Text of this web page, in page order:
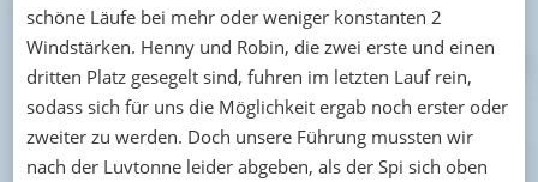
schöne Läufe bei mehr oder weniger konstanten 2
Windstärken. Henny und Robin, die zwei erste und einen
dritten Platz gesegelt sind, fuhren im letzten Lauf rein,
sodass sich für uns die Möglichkeit ergab noch erster oder
zweiter zu werden. Doch unsere Führung mussten wir
nach der Luvtonne leider abgeben, als der Spi sich oben